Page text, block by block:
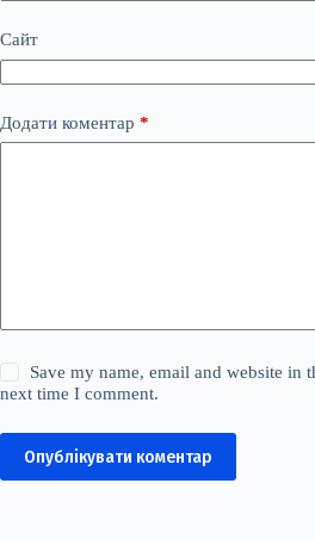
Сайт
Додати коментар *
Save my name, email and website in
next time I comment.
Опублікувати коментар